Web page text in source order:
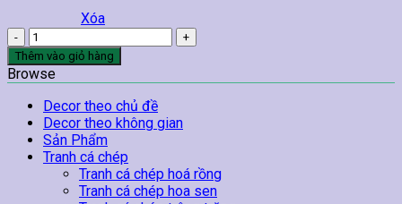
Xóa
Tranh
Trừu
Tượng
Treo
Tường
71
số
lượng
Thêm vào giỏ hàng
Browse
Decor theo chủ đề
Decor theo không gian
Sản Phẩm
Tranh cá chép
Tranh cá chép hoá rồng
Tranh cá chép hoa sen